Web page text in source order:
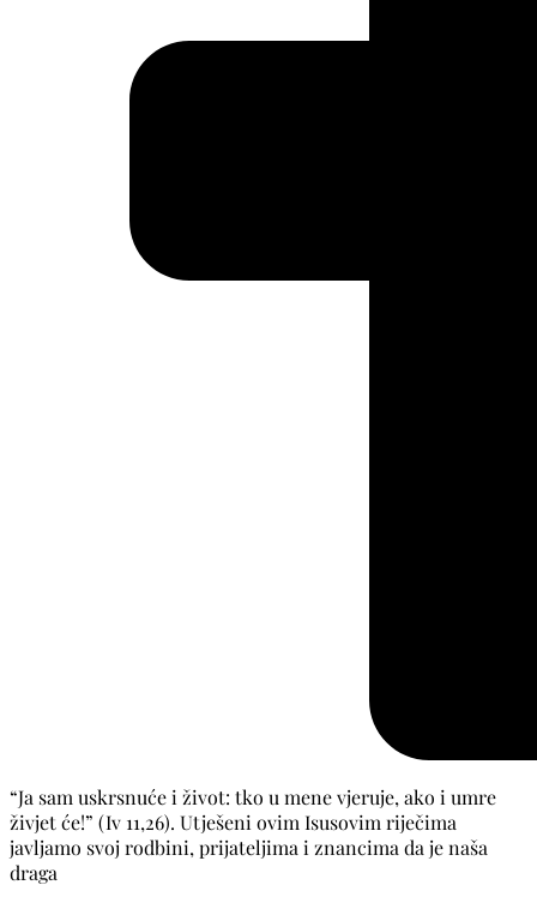
“Ja sam uskrsnuće i život: tko u mene vjeruje, ako i umre
živjet će!” (Iv 11,26). Utješeni ovim Isusovim riječima
javljamo svoj rodbini, prijateljima i znancima da je naša
draga